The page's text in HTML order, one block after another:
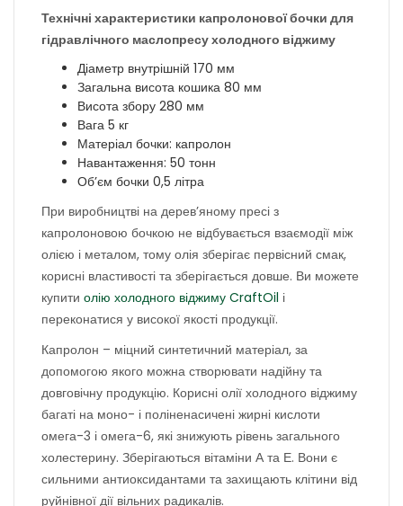
Технічні характеристики капролонової бочки для
гідравлічного маслопресу холодного віджиму
Діаметр внутрішній 170 мм
Загальна висота кошика 80 мм
Висота збору 280 мм
Вага 5 кг
Матеріал бочки: капролон
Навантаження: 50 тонн
Об’єм бочки 0,5 літра
При виробництві на дерев’яному пресі з
капролоновою бочкою не відбувається взаємодії між
олією і металом, тому олія зберігає первісний смак,
корисні властивості та зберігається довше. Ви можете
купити олію холодного віджиму CraftOil і
переконатися у високої якості продукції.
Капролон – міцний синтетичний матеріал, за
допомогою якого можна створювати надійну та
довговічну продукцію. Корисні олії холодного віджиму
багаті на моно- і поліненасичені жирні кислоти
омега-3 і омега-6, які знижують рівень загального
холестерину. Зберігаються вітаміни А та Е. Вони є
сильними антиоксидантами та захищають клітини від
руйнівної дії вільних радикалів.